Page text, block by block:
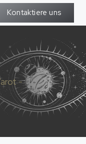
Kontaktiere uns
-